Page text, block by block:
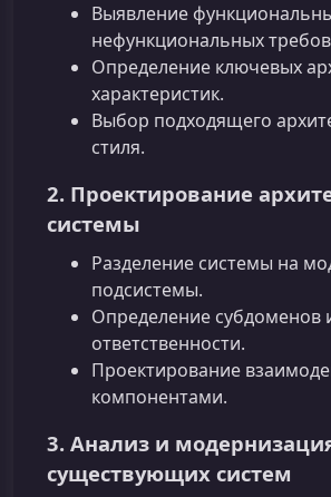
Выявление
нефункциональных
Определение ключевых
характеристик.
Выбор подходящего
стиля.
2. Проектирование
системы
Разделение системы на
подсистемы.
Определение субдоменов
ответственности.
Проектирование
компонентами.
3. Анализ и
существующих систем